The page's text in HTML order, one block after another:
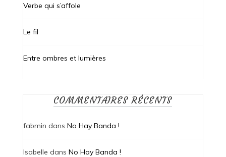
Verbe qui s’affole
Le fil
Entre ombres et lumières
COMMENTAIRES RÉCENTS
fabmin dans No Hay Banda !
Isabelle dans No Hay Banda !